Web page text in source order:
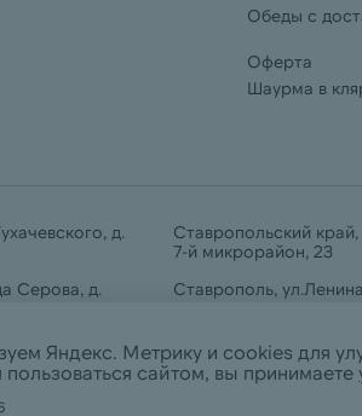
Обеды с
Оферта
Шаурма в
д.
Ставропольский край,
7-й микрорайон, 23
Серова, д.
Ставрополь,
Яндекс. Метрику и cookies для
сайтом, вы принимаете